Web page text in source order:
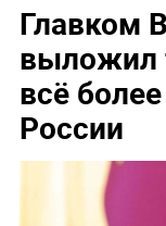
Главком
выложил
всё
России